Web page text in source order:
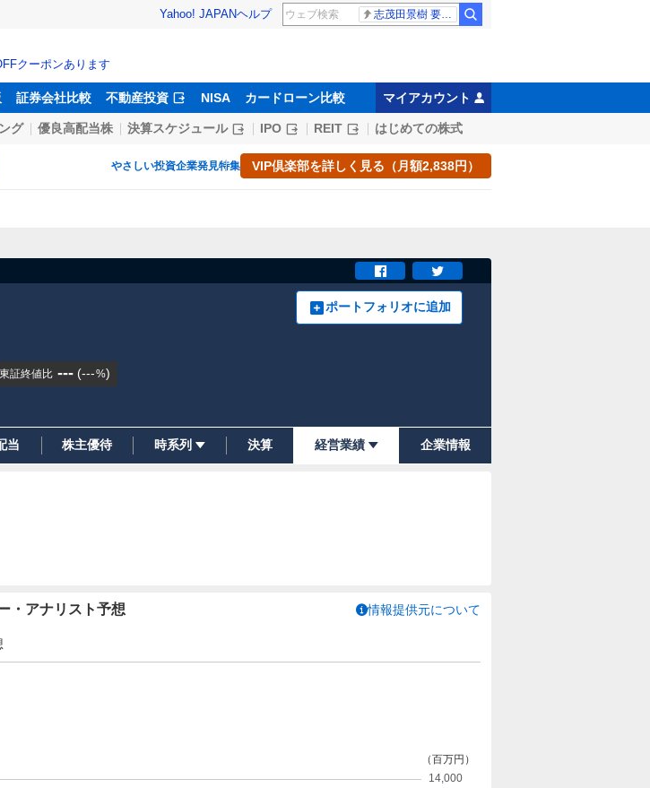
Yahoo! JAPANヘルプ 志茂田景樹 要介護5
クーポンあります
証券会社比較 不動産投資 NISA カードローン比較 マイアカウント
グ 優良高配当株 決算スケジュール IPO REIT はじめての株式
やさしい投資企業発見特集 VIP倶楽部を詳しく見る（月額2,838円）
ポートフォリオに追加
東証終値比 --- (---%)
当 株主優待 時系列 決算 経営業績 企業情報
・アナリスト予想 情報提供元について